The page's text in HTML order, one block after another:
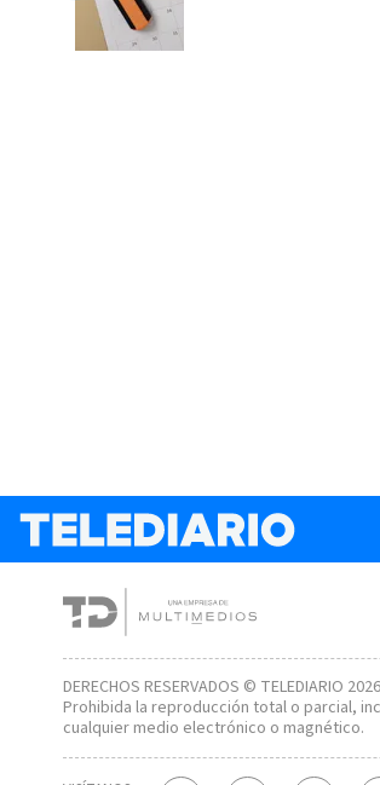
DERECHOS RESERVADOS © TELEDIARIO 2026
Prohibida la reproducción total o parcial,
cualquier medio electrónico o magnético.